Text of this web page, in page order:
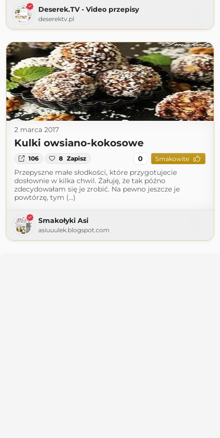
Deserek.TV - Video przepisy
deserektv.pl
2 marca 2017
Kulki owsiano-kokosowe
106 8 Zapisz 0 Smakowite
Przepyszne małe słodkości, które przygotujecie
dosłownie w kilka chwil. Żałuję, że tak późno
zdecydowałam się je zrobić. Na pewno jeszcze je
powtórzę, tym (...)
Smakołyki Asi
asiuuulek.blogspot.com